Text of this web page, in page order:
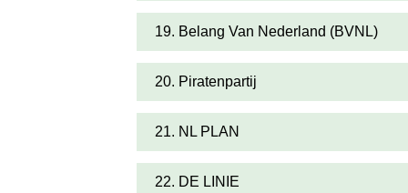
19. Belang Van Nederland (BVNL)
20. Piratenpartij
21. NL PLAN
22. DE LINIE